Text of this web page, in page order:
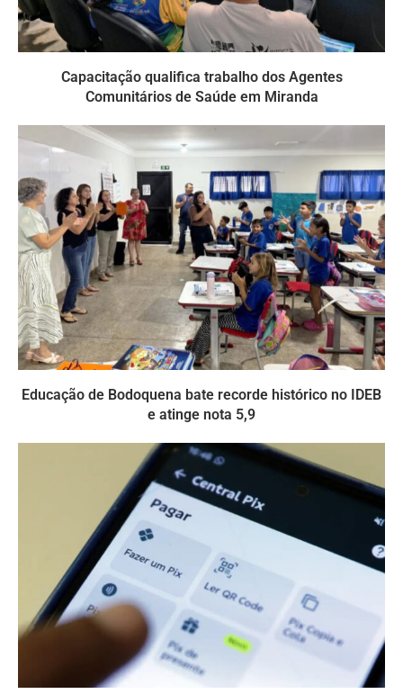
Capacitação qualifica trabalho dos Agentes
Comunitários de Saúde em Miranda
Educação de Bodoquena bate recorde histórico no IDEB
e atinge nota 5,9